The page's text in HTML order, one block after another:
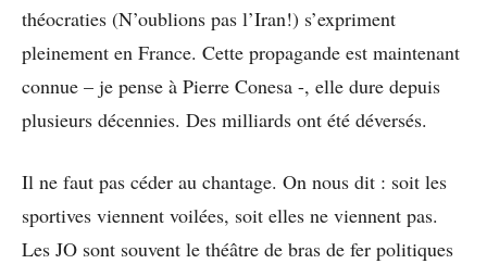
théocraties (N’oublions pas l’Iran!) s’expriment
pleinement en France. Cette propagande est maintenant
connue – je pense à Pierre Conesa -, elle dure depuis
plusieurs décennies. Des milliards ont été déversés.
Il ne faut pas céder au chantage. On nous dit : soit les
sportives viennent voilées, soit elles ne viennent pas.
Les JO sont souvent le théâtre de bras de fer politiques